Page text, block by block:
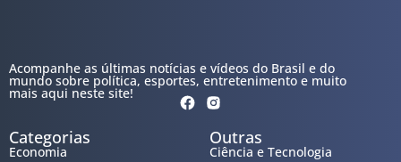
Acompanhe as últimas notícias e vídeos do Brasil e do
mundo sobre política, esportes, entretenimento e muito
mais aqui neste site!
Categorias
Economia
Outras
Ciência e Tecnologia